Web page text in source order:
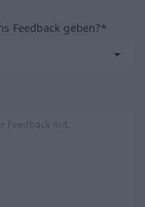
Feedback geben?*